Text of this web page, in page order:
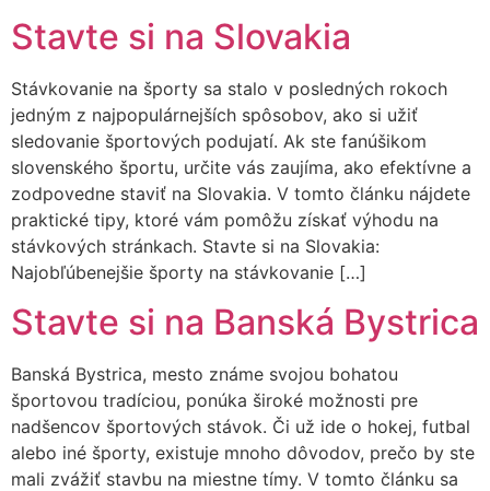
Stavte si na Slovakia
Stávkovanie na športy sa stalo v posledných rokoch
jedným z najpopulárnejších spôsobov, ako si užiť
sledovanie športových podujatí. Ak ste fanúšikom
slovenského športu, určite vás zaujíma, ako efektívne a
zodpovedne staviť na Slovakia. V tomto článku nájdete
praktické tipy, ktoré vám pomôžu získať výhodu na
stávkových stránkach. Stavte si na Slovakia:
Najobľúbenejšie športy na stávkovanie […]
Stavte si na Banská Bystrica
Banská Bystrica, mesto známe svojou bohatou
športovou tradíciou, ponúka široké možnosti pre
nadšencov športových stávok. Či už ide o hokej, futbal
alebo iné športy, existuje mnoho dôvodov, prečo by ste
mali zvážiť stavbu na miestne tímy. V tomto článku sa